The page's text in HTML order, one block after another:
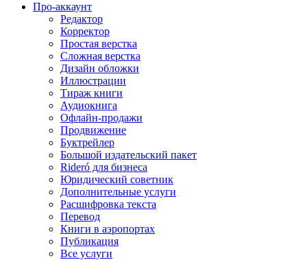
Про-аккаунт
Редактор
Корректор
Простая верстка
Сложная верстка
Дизайн обложки
Иллюстрации
Тираж книги
Аудиокнига
Офлайн-продажи
Продвижение
Буктрейлер
Большой издательский пакет
Rideró для бизнеса
Юридический советник
Дополнительные услуги
Расшифровка текста
Перевод
Книги в аэропортах
Публикация
Все услуги